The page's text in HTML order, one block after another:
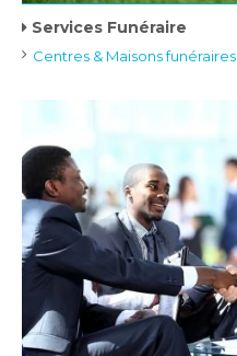
Services Funéraire
Centres & Maisons funéraires